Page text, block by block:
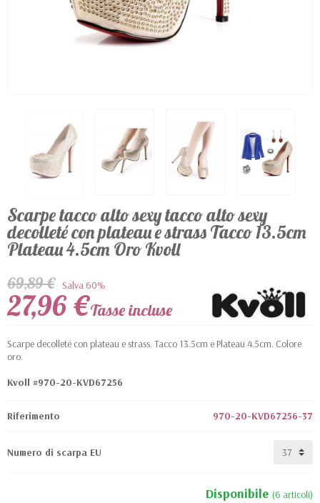
Scarpe tacco alto sexy tacco alto sexy
decolleté con plateau e strass Tacco 13.5cm
Plateau 4.5cm Oro Kvoll
69,89 € Salva 60%
27,96 €Tasse incluse
Scarpe decolleté con plateau e strass. Tacco 13.5cm e Plateau 4.5cm. Colore
oro.
Kvoll #970-20-KVD67256
Riferimento 970-20-KVD67256-37
Numero di scarpa EU
Disponibile (6 articoli)